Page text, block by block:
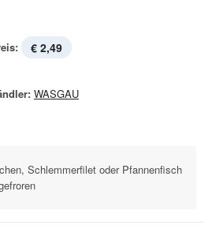
€ 2,49
WASGAU
Schlemmerfilet oder Pfannenfisch